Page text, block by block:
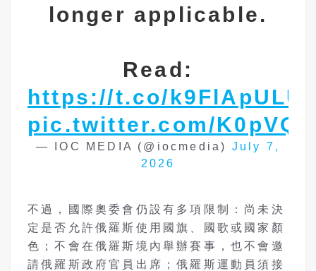
longer applicable.
Read:
https://t.co/
pic.twitter.com/
— IOC MEDIA (@iocmedia) July 7,
2026
不過，國際奧委會仍設有多項限制：尚未決
定是否允許俄羅斯使用國旗、國歌或國家顏
色；不會在俄羅斯境內舉辦賽事，也不會邀
請俄羅斯政府官員出席；俄羅斯運動員須接